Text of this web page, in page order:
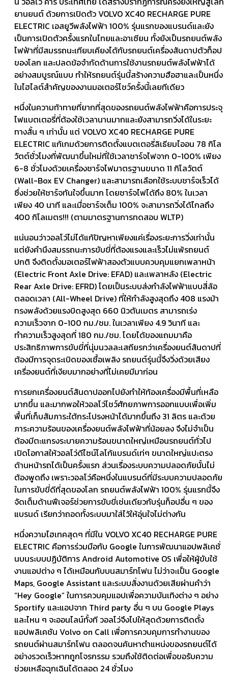
ยานยนต์ ด้วยการเปิดตัว VOLVO XC40 RECHARGE PURE
ELECTRIC เอสยูวีพลังไฟฟ้า 100% รุ่นแรกของแบรนด์และยัง
เป็นการเปิดตัวครั้งแรกในไทยและอาเซียน ทั้งยังเป็นรถยนต์พลัง
ไฟฟ้าที่มีสมรรถนะเทียบเคียงได้กับรถยนต์เครื่องสันดาปตัวท็อป
ของโลก และปลดข้อจำกัดด้านการใช้งานรถยนต์พลังไฟฟ้าได้
อย่างสมบูรณ์แบบ ทำให้รถยนต์รุ่นนี้สร้างความฮือฮาและเป็นหนึ่ง
ในไฮไลต์สำคัญของงานมอเตอร์โชว์ครั้งนี้เลยทีเดียว
หนึ่งในความท้าทายที่ยากที่สุดของรถยนต์พลังไฟฟ้าคือการประจุ
ไฟแบตเตอรี่ที่ต้องใช้เวลานานมากและยังสามารถวิ่งได้ในระยะ
ทางสั้น ๆ เท่านั้น แต่ VOLVO XC40 RECHARGE PURE
ELECTRIC แก้เกมด้วยการติดตั้งแบตเตอรี่ลิเธียมไออน 78 กิโล
วัตต์ชั่วโมงที่พัฒนาขึ้นใหม่ที่ใช้เวลาชาร์จไฟจาก 0-100% เพียง
6-8 ชั่วโมงด้วยเครื่องชาร์จไฟมาตรฐานขนาด 11 กิโลวัตต์
(Wall-Box EV Changer) และสามารถเลือกใช้ระบบชาร์จเร็วได้
ซึ่งช่วยให้ชาร์จทันใจขึ้นมาก โดยชาร์จไฟได้ถึง 80% ในเวลา
เพียง 40 นาที และเมื่อชาร์จเต็ม 100% จะสามารถวิ่งได้ไกลถึง
400 กิโลเมตร!!! (ตามมาตรฐานการทดสอบ WLTP)
แน่นอนว่าวอลโว่ไม่ได้แก้ปัญหาเพียงแค่เรื่องระยะการวิ่งเท่านั้น
แต่ยังคำนึงสมรรถนะการขับขี่ที่ต้องแรงและเร็วไม่แพ้รถยนต์
ปกติ จึงติดตั้งมอเตอร์ไฟฟ้าสองตัวแบบควบคุมแยกเพลาหน้า
(Electric Front Axle Drive: EFAD) และเพลาหลัง (Electric
Rear Axle Drive: EFRD) โดยเป็นระบบส่งกำลังไฟฟ้าแบบสี่ล้อ
ตลอดเวลา (All-Wheel Drive) ที่ให้กำลังสูงสุดถึง 408 แรงม้า
ทรงพลังด้วยแรงบิดสูงสุด 660 นิวตันเมตร สามารถเร่ง
ความเร็วจาก 0-100 กม./ชม. ในเวลาเพียง 4.9 วินาที และ
ทำความเร็วสูงสุดที่ 180 กม./ชม. โดยได้ของแถมมาคือ
ประสิทธิภาพการขับขี่ที่นุ่มนวลละเสถียรกว่าเครื่องยนต์สันดาปที่
ต้องมีการจุดระเบิดของเชื้อเพลิง รถยนต์รุ่นนี้จึงวิ่งด้วยเสียง
เครื่องยนต์ที่เงียบมากอย่างที่ไม่เคยมีมาก่อน
การยกเครื่องยนต์สันดาปออกไปยังทำให้ท้องเครื่องมีพื้นที่เหลือ
มากขึ้น และมากพอให้วอลโว่โชว์ศักยภาพการออกแบบเพื่อเพิ่ม
พื้นที่เก็บสัมภาระใต้กระโปรงหน้าได้มากขึ้นถึง 31 ลิตร และด้วย
ภาระความร้อนของเครื่องยนต์พลังไฟฟ้าที่น้อยลง จึงไม่จำเป็น
ต้องมีตะแกรงระบายความร้อนขนาดใหญ่เหมือนรถยนต์ทั่วไป
เปิดโอกาสให้วอลโว่ดีไซน์โลโก้แบรนด์เท่ๆ ขนาดใหญ่แปะตรง
ด้านหน้ารถได้เป็นครั้งแรก ส่วนเรื่องระบบความปลอดภัยนั้นไม่
ต้องพูดถึง เพราะวอลโว่คือหนึ่งในแบรนด์ที่มีระบบความปลอดภัย
ในการขับขี่ดีที่สุดของโลก รถยนต์พลังไฟฟ้า 100% รุ่นแรกนี้จึง
จัดเต็มด้านฟีเจอร์ช่วยการขับขี่เช่นเดียวกับรุ่นท็อปอื่น ๆ ของ
แบรนด์ เรียกว่าถอดทั้งระบบมาใส่ไว้ให้อุ่นใจไม่ต่างกัน
หนึ่งความไฮเทคสุดๆ ที่มีใน VOLVO XC40 RECHARGE PURE
ELECTRIC คือการร่วมมือกับ Google ในการพัฒนาแอปพลิเคชั่
นบนระบบปฏิบัติการ Android Automotive OS เพื่อให้ผู้ขับใช้
งานแอปต่าง ๆ ได้เหมือนกับบนสมาร์ทโฟน ไม่ว่าจะเป็น Google
Maps, Google Assistant และระบบสั่งงานด้วยเสียผ่านคำว่า
“Hey Google” ในการควบคุมแอปเพื่อความบันเทิงต่าง ๆ อย่าง
Sportify และแอปจาก Third party อื่น ๆ บน Google Plays
และไหน ๆ จะออนไลน์ทั้งที วอลโว่จึงไปให้สุดด้วยการติดตั้ง
แอปพลิเคชัน Volvo on Call เพื่อการควบคุมการทำงานของ
รถยนต์ผ่านสมาร์ทโฟน ตลอดจนค้นหาตำแหน่งของรถยนต์ได้
อย่างรวดเร็วหากถูกโจรกรรม รวมถึงใช้ติดต่อเพื่อขอรับความ
ช่วยเหลือฉุกเฉินได้ตลอด 24 ชั่วโมง